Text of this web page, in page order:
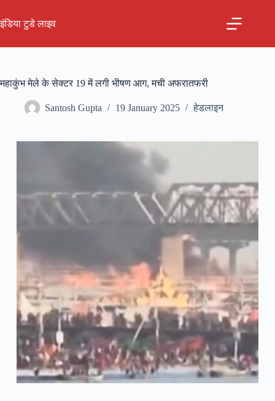
content
इंडिया टुडे लाइव
महाकुंभ मेले के सेक्टर 19 में लगी भीषण आग, मची अफरातफरी
Santosh Gupta 19 January 2025 हेडलाइन